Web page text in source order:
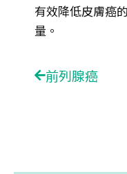
有效降低皮膚癌
量。
Prev前列腺癌